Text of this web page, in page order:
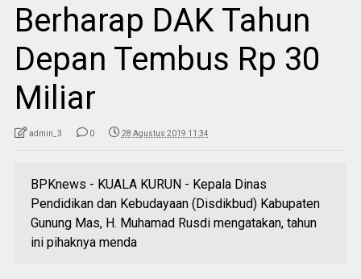
Berharap DAK Tahun
Depan Tembus Rp 30
Miliar
admin_3 0 28 Agustus 2019 11:34
BPKnews - KUALA KURUN - Kepala Dinas
Pendidikan dan Kebudayaan (Disdikbud) Kabupaten
Gunung Mas, H. Muhamad Rusdi mengatakan, tahun
ini pihaknya menda